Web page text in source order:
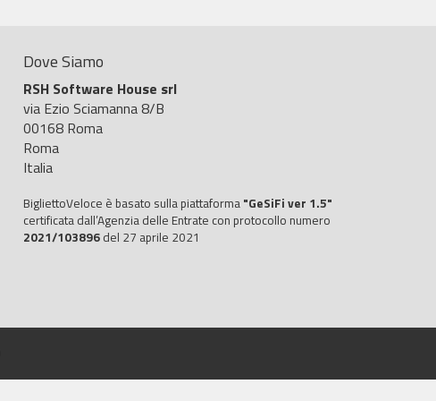
Dove Siamo
RSH Software House srl
via Ezio Sciamanna 8/B
00168 Roma
Roma
Italia
BigliettoVeloce è basato sulla piattaforma "GeSiFi ver 1.5"
certificata dall’Agenzia delle Entrate con protocollo numero
2021/103896 del 27 aprile 2021